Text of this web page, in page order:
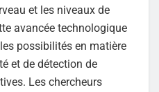
et les niveaux de
avancée technologique
possibilités en matière
et de détection de
Les chercheurs